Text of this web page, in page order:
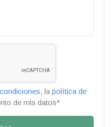
, la política de
de mis datos*